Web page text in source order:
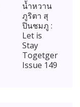
น้ำหวาน
ภูริตา สุ
ปินชมภู :
Let is
Stay
Togetger
Issue 149